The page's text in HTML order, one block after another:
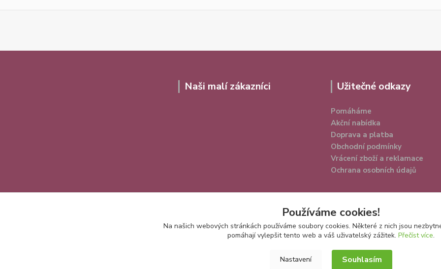
Naši malí zákazníci Užitečné odkazy
Pomáháme
Akční nabídka
Doprava a platba
Obchodní podmínky
Vrácení zboží a reklamace
Ochrana osobních údajů
Používáme cookies!
Na našich webových stránkách používáme soubory cookies. Některé z nich jsou
pomáhají vylepšit tento web a váš uživatelský zážitek. Přečíst více.
Nastavení Souhlasím